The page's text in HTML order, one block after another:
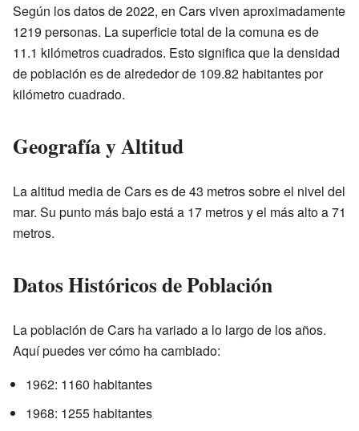
Según los datos de 2022, en Cars viven aproximadamente
1219 personas. La superficie total de la comuna es de
11.1 kilómetros cuadrados. Esto significa que la densidad
de población es de alrededor de 109.82 habitantes por
kilómetro cuadrado.
Geografía y Altitud
La altitud media de Cars es de 43 metros sobre el nivel del
mar. Su punto más bajo está a 17 metros y el más alto a 71
metros.
Datos Históricos de Población
La población de Cars ha variado a lo largo de los años.
Aquí puedes ver cómo ha cambiado:
1962: 1160 habitantes
1968: 1255 habitantes